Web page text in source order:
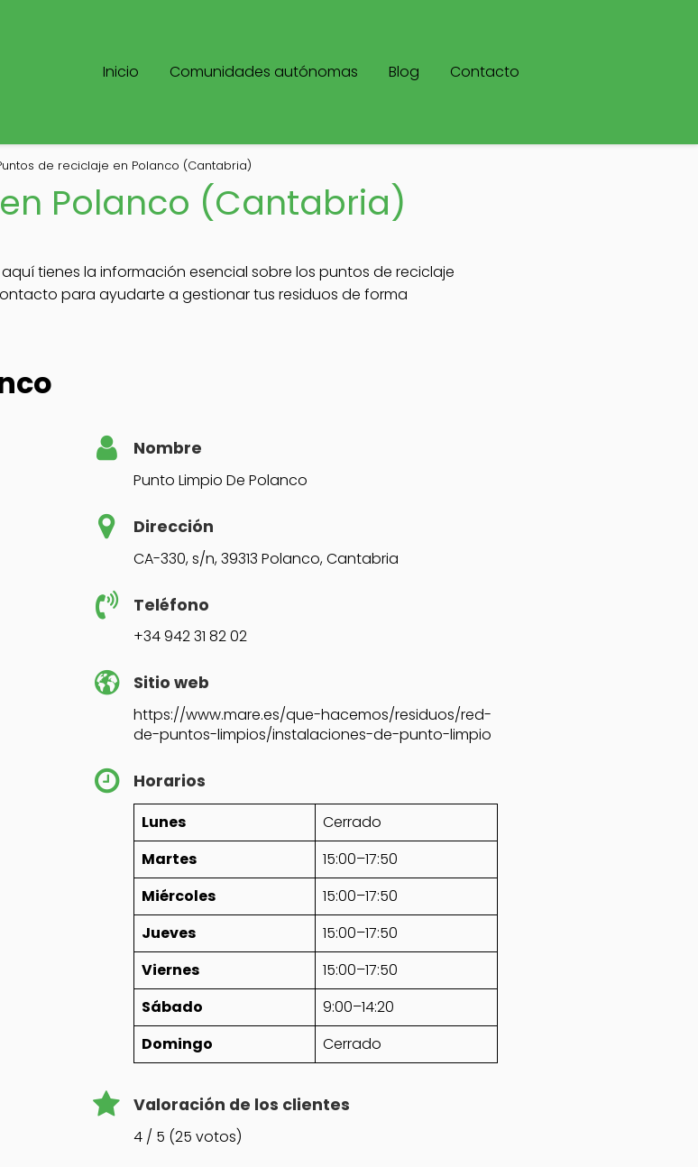
Inicio Comunidades autónomas Blog Contacto
de reciclaje en Polanco (Cantabria)
Polanco (Cantabria)
tienes la información esencial sobre los puntos de reciclaje
para ayudarte a gestionar tus residuos de forma
Nombre
Punto Limpio De Polanco
Dirección
CA-330, s/n, 39313 Polanco, Cantabria
Teléfono
+34 942 31 82 02
Sitio web
https://www.mare.es/que-hacemos/residuos/red-
de-puntos-limpios/instalaciones-de-punto-limpio
Horarios
Lunes
Cerrado
Martes
15:00–17:50
Miércoles
15:00–17:50
Jueves
15:00–17:50
Viernes
15:00–17:50
Sábado
9:00–14:20
Domingo
Cerrado
Valoración de los clientes
4 / 5 (25 votos)